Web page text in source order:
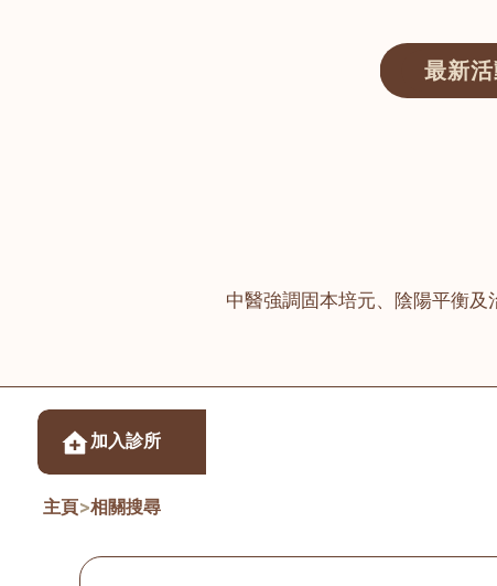
最新
中醫強調固本培元、陰陽平衡
加入診所
主頁>相關搜尋